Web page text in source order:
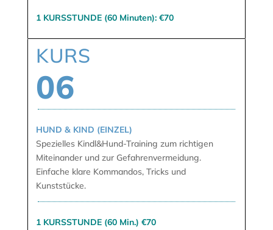
1 KURSSTUNDE (60 Minuten): €70
KURS
06
HUND & KIND (EINZEL)
Spezielles Kindl&Hund-Training zum richtigen
Miteinander und zur Gefahrenvermeidung.
Einfache klare Kommandos, Tricks und
Kunststücke.
1 KURSSTUNDE (60 Min.) €70